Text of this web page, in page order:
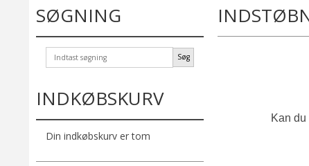
SØGNING
Søg
INDKØBSKURV
Din indkøbskurv er tom
Kan